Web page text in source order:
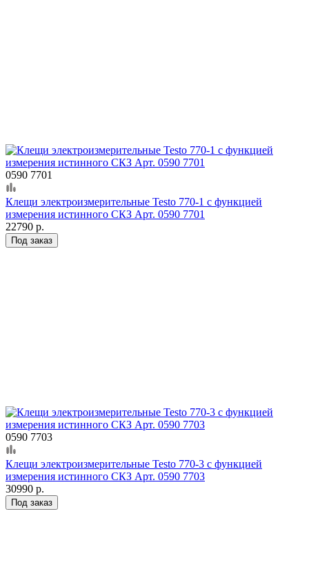
0590 7701
Клещи электроизмерительные Testo 770-1 с функцией
измерения истинного СКЗ Арт. 0590 7701
22790 р.
Под заказ
0590 7703
Клещи электроизмерительные Testo 770-3 с функцией
измерения истинного СКЗ Арт. 0590 7703
30990 р.
Под заказ